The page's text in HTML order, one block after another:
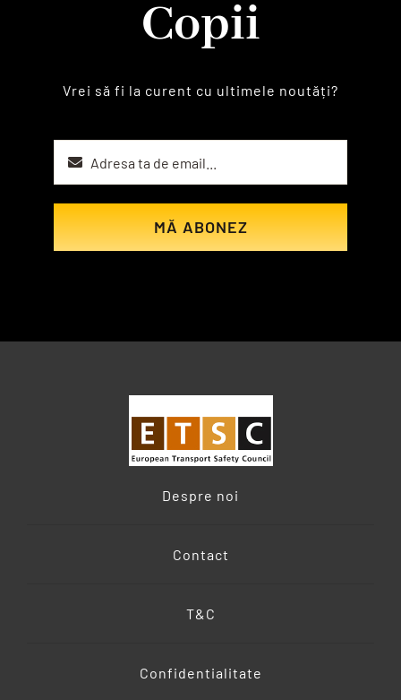
Copii
Vrei să fi la curent cu ultimele noutăți?
MĂ ABONEZ
Despre noi
Contact
T&C
Confidentialitate